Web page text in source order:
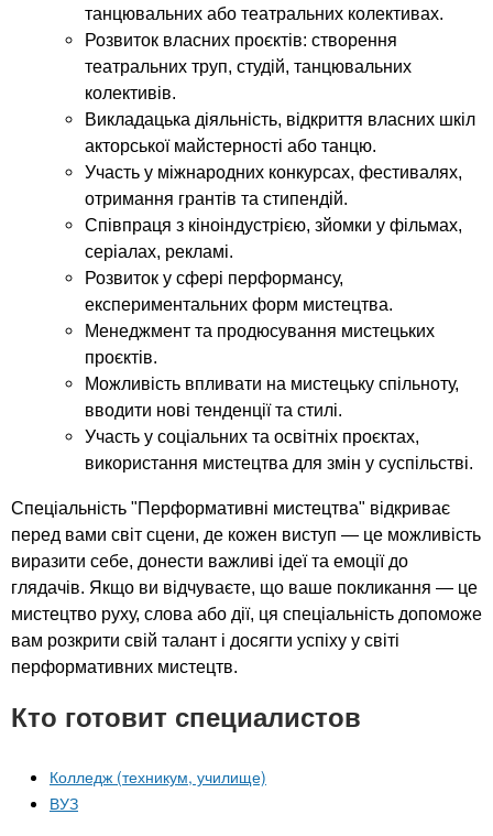
танцювальних або театральних колективах.
Розвиток власних проєктів: створення
театральних труп, студій, танцювальних
колективів.
Викладацька діяльність, відкриття власних шкіл
акторської майстерності або танцю.
Участь у міжнародних конкурсах, фестивалях,
отримання грантів та стипендій.
Співпраця з кіноіндустрією, зйомки у фільмах,
серіалах, рекламі.
Розвиток у сфері перформансу,
експериментальних форм мистецтва.
Менеджмент та продюсування мистецьких
проєктів.
Можливість впливати на мистецьку спільноту,
вводити нові тенденції та стилі.
Участь у соціальних та освітніх проєктах,
використання мистецтва для змін у суспільстві.
Спеціальність "Перформативні мистецтва" відкриває
перед вами світ сцени, де кожен виступ — це можливість
виразити себе, донести важливі ідеї та емоції до
глядачів. Якщо ви відчуваєте, що ваше покликання — це
мистецтво руху, слова або дії, ця спеціальність допоможе
вам розкрити свій талант і досягти успіху у світі
перформативних мистецтв.
Кто готовит специалистов
Колледж (техникум, училище)
ВУЗ